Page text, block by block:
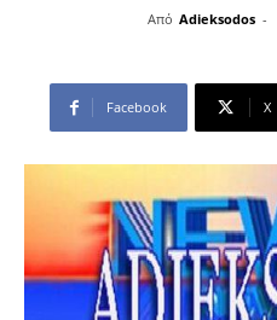
Από Adieksodos -
Facebook X